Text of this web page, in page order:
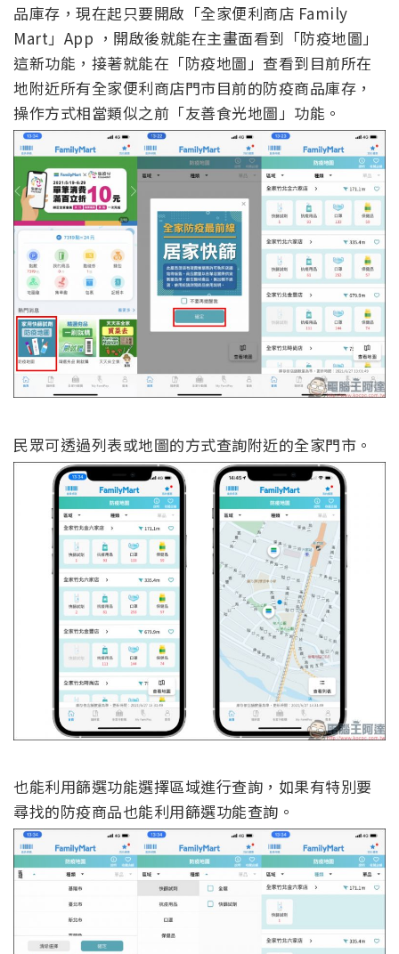
品庫存，現在起只要開啟「全家便利商店 Family
Mart」App ，開啟後就能在主畫面看到「防疫地圖」
這新功能，接著就能在「防疫地圖」查看到目前所在
地附近所有全家便利商店門市目前的防疫商品庫存，
操作方式相當類似之前「友善食光地圖」功能。
民眾可透過列表或地圖的方式查詢附近的全家門市。
也能利用篩選功能選擇區域進行查詢，如果有特別要
尋找的防疫商品也能利用篩選功能查詢。